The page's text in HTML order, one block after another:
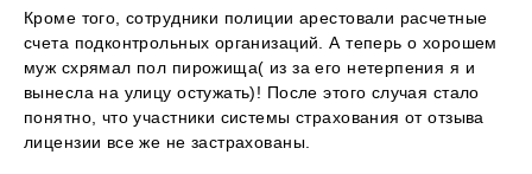
Кроме того, сотрудники полиции арестовали расчетные
счета подконтрольных организаций. А теперь о хорошем
муж схрямал пол пирожища( из за его нетерпения я и
вынесла на улицу остужать)! После этого случая стало
понятно, что участники системы страхования от отзыва
лицензии все же не застрахованы.